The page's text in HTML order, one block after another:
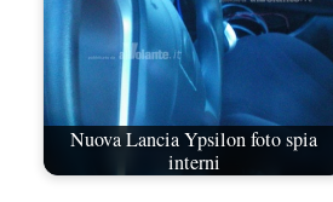
Nuova Lancia Ypsilon foto spia
interni